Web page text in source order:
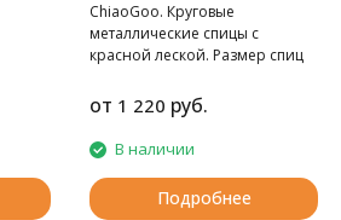
ChiaoGoo. Круговые
металлические спицы с
красной леской. Размер спиц
кончики. Леска представляет
собой металлический трос,
обтянутый нейлоном.
Внимание: Длина лески
считается от кончика до
кончика спиц
от 1 220 руб.
В наличии
Подробнее